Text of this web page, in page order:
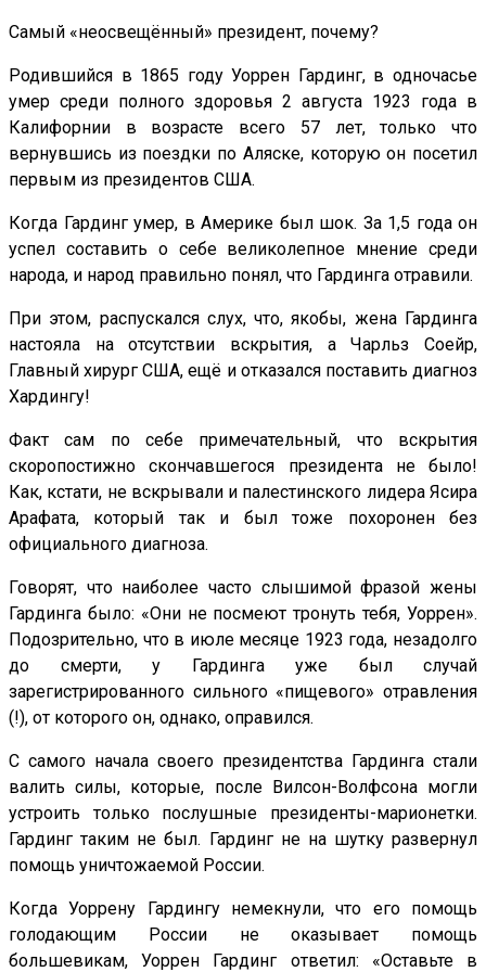
Самый «неосвещённый» президент, почему?
Родившийся в 1865 году Уоррен Гардинг, в одночасье
умер среди полного здоровья 2 августа 1923 года в
Калифорнии в возрасте всего 57 лет, только что
вернувшись из поездки по Аляске, которую он посетил
первым из президентов США.
Когда Гардинг умер, в Америке был шок. За 1,5 года он
успел составить о себе великолепное мнение среди
народа, и народ правильно понял, что Гардинга отравили.
При этом, распускался слух, что, якобы, жена Гардинга
настояла на отсутствии вскрытия, а Чарльз Соейр,
Главный хирург США, ещё и отказался поставить диагноз
Хардингу!
Факт сам по себе примечательный, что вскрытия
скоропостижно скончавшегося президента не было!
Как, кстати, не вскрывали и палестинского лидера Ясира
Арафата, который так и был тоже похоронен без
официального диагноза.
Говорят, что наиболее часто слышимой фразой жены
Гардинга было: «Они не посмеют тронуть тебя, Уоррен».
Подозрительно, что в июле месяце 1923 года, незадолго
до смерти, у Гардинга уже был случай
зарегистрированного сильного «пищевого» отравления
(!), от которого он, однако, оправился.
С самого начала своего президентства Гардинга стали
валить силы, которые, после Вилсон-Волфсона могли
устроить только послушные президенты-марионетки.
Гардинг таким не был. Гардинг не на шутку развернул
помощь уничтожаемой России.
Когда Уоррену Гардингу немекнули, что его помощь
голодающим России не оказывает помощь
большевикам, Уоррен Гардинг ответил: «Оставьте в